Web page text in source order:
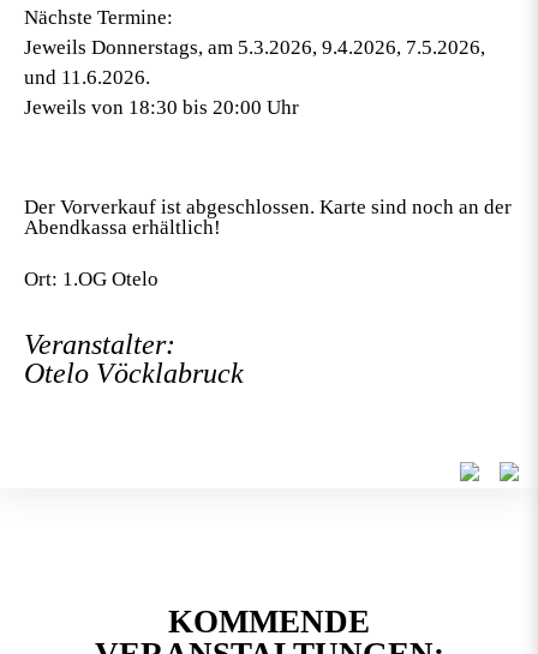
Nächste Termine:
Jeweils Donnerstags, am 5.3.2026, 9.4.2026, 7.5.2026,
und 11.6.2026.
Jeweils von 18:30 bis 20:00 Uhr
Der Vorverkauf ist abgeschlossen. Karte sind noch an der
Abendkassa erhältlich!
Ort: 1.OG Otelo
Veranstalter:
Otelo Vöcklabruck
KOMMENDE